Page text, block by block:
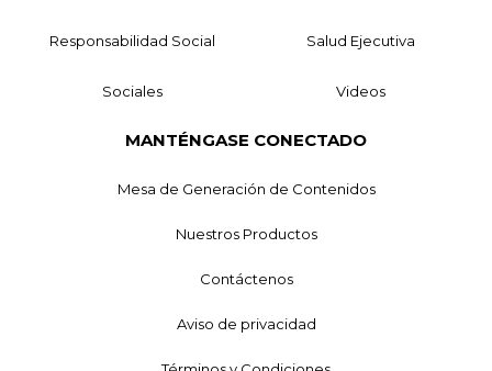
Responsabilidad Social Salud Ejecutiva
Sociales Videos
MANTÉNGASE CONECTADO
Mesa de Generación de Contenidos
Nuestros Productos
Contáctenos
Aviso de privacidad